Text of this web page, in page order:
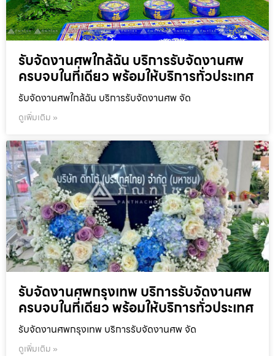
รับจัดงานศพใกล้ฉัน บริการรับจัดงานศพ
ครบจบในที่เดียว พร้อมให้บริการทั่วประเทศ
รับจัดงานศพใกล้ฉัน บริการรับจัดงานศพ จัด
ดูเพิ่มเติม »
รับจัดงานศพกรุงเทพ บริการรับจัดงานศพ
ครบจบในที่เดียว พร้อมให้บริการทั่วประเทศ
รับจัดงานศพกรุงเทพ บริการรับจัดงานศพ จัด
ดูเพิ่มเติม »